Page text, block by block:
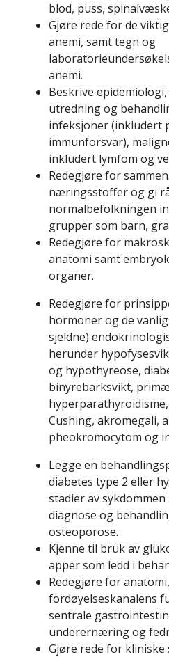
blod, puss,
Gjøre rede for de
anemi, samt tegn og
anemi.
Beskrive
utredning og
infeksjoner (inkludert
immunforsvar),
inkludert lymfom og
Redegjøre for
næringsstoffer og gi
normalbefolkningen
grupper som barn,
Redegjøre for
anatomi samt
organer.
Redegjøre for
hormoner og de
sjeldne)
herunder
og hypothyreose,
binyrebarksvikt,
Cushing, akromegali,
pheokromocytom og
Legge en
diabetes type 2 eller
stadier av
diagnose og
osteoporose.
Kjenne til bruk av
apper som ledd i
Redegjøre for
fordøyelseskanalens
sentrale
underernæring og
Gjøre rede for